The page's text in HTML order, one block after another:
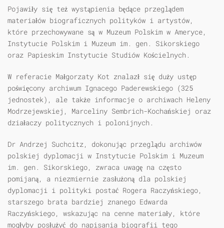
Pojawiły się też wystąpienia będące przeglądem
materiałów biograficznych polityków i artystów,
które przechowywane są w Muzeum Polskim w Ameryce,
Instytucie Polskim i Muzeum im. gen. Sikorskiego
oraz Papieskim Instytucie Studiów Kościelnych.
W referacie Małgorzaty Kot znalazł się duży ustęp
poświęcony archiwum Ignacego Paderewskiego (325
jednostek), ale także informacje o archiwach Heleny
Modrzejewskiej, Marceliny Sembrich-Kochańskiej oraz
działaczy politycznych i polonijnych.
Dr Andrzej Suchcitz, dokonując przeglądu archiwów
polskiej dyplomacji w Instytucie Polskim i Muzeum
im. gen. Sikorskiego, zwraca uwagę na często
pomijaną, a niezmiernie zasłużoną dla polskiej
dyplomacji i polityki postać Rogera Raczyńskiego,
starszego brata bardziej znanego Edwarda
Raczyńskiego, wskazując na cenne materiały, które
mogłyby posłużyć do napisania biografii tego